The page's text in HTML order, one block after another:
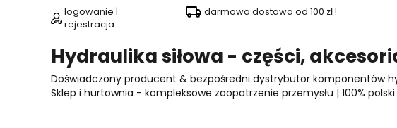
logowanie |
rejestracja
darmowa dostawa od 100 zł !
Hydraulika siłowa - części,
Doświadczony producent & bezpośredni dystrybutor komponentów
Sklep i hurtownia - kompleksowe zaopatrzenie przemysłu | 100% polski